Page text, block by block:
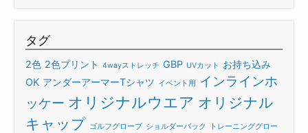
タグ
2色 2色プリント 4wayストレッチ GBP UVカット
お持ち込み
OK アンダーアーマーTシャツ イベント用
インラインホ
ッケー オリジナルウエア オリジナル
キャップ ゴルフグローブ ショルダーバック トレーニンググロー